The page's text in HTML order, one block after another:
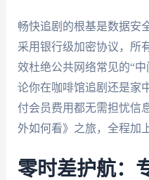
畅快追剧的根基是数据安
采用银行级加密协议，所
效杜绝公共网络常见的“
论你在咖啡馆追剧还是家
付会员费用都无需担忧信
外如何看》之旅，全程加
零时差护航：